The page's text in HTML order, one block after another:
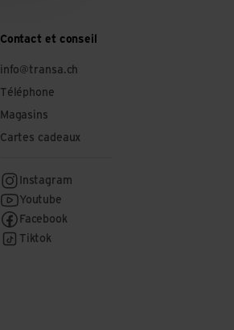
Contact et conseil
info@transa.ch
Téléphone
Magasins
Cartes cadeaux
Instagram
Youtube
Facebook
Tiktok